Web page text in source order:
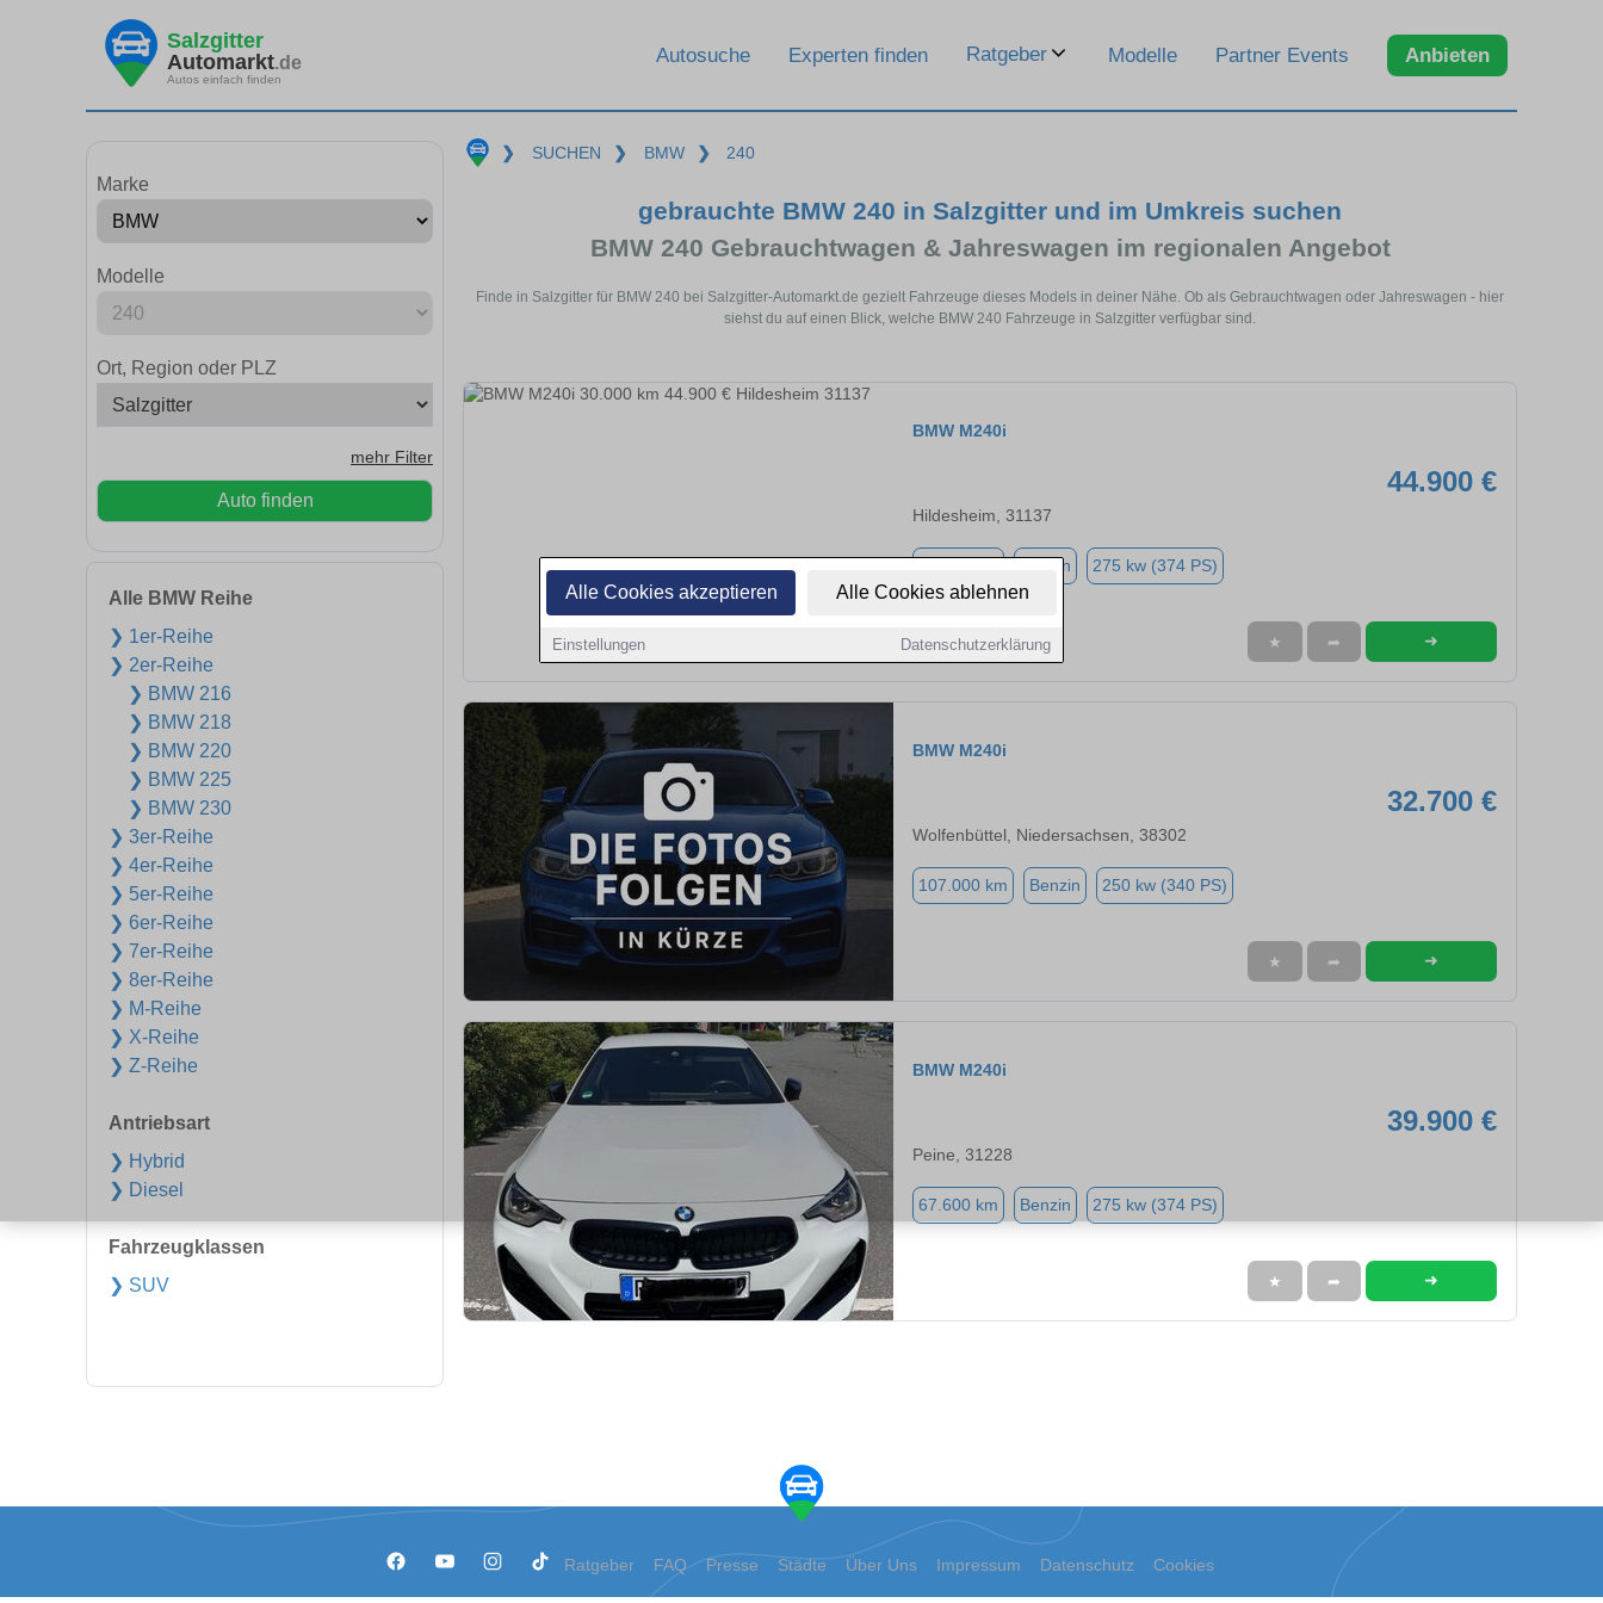
Alle Cookies akzeptieren Alle Cookies ablehnen
Einstellungen Datenschutzerklärung
Salzgitter
Automarkt.de
Autos einfach finden
Autosuche Experten finden Ratgeber Modelle Partner Events Anbieten
Marke
Modelle
Ort, Region oder PLZ
mehr Filter
Auto finden
Alle BMW Reihe
❯ 1er-Reihe
❯ 2er-Reihe
❯ BMW 216
❯ BMW 218
❯ BMW 220
❯ BMW 225
❯ BMW 230
❯ 3er-Reihe
❯ 4er-Reihe
❯ 5er-Reihe
❯ 6er-Reihe
❯ 7er-Reihe
❯ 8er-Reihe
❯ M-Reihe
❯ X-Reihe
❯ Z-Reihe
Antriebsart
❯ Hybrid
❯ Diesel
Fahrzeugklassen
❯ SUV
❯ SUCHEN ❯ BMW ❯ 240
gebrauchte BMW 240 in Salzgitter und im Umkreis suchen
BMW 240 Gebrauchtwagen & Jahreswagen im regionalen Angebot
Finde in Salzgitter für BMW 240 bei Salzgitter-Automarkt.de gezielt Fahrzeuge dieses Models in deiner Nähe. Ob als Gebrauchtwagen oder Jahreswagen - hier
siehst du auf einen Blick, welche BMW 240 Fahrzeuge in Salzgitter verfügbar sind.
BMW M240i
44.900 €
Hildesheim, 31137
Benzin 275 kw (374 PS)
★ ➦ ➜
BMW M240i
32.700 €
Wolfenbüttel, Niedersachsen, 38302
107.000 km Benzin 250 kw (340 PS)
★ ➦ ➜
BMW M240i
39.900 €
Peine, 31228
67.600 km Benzin 275 kw (374 PS)
★ ➦ ➜
Ratgeber FAQ Presse Städte Über Uns Impressum Datenschutz Cookies